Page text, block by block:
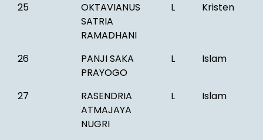
25
OKTAVIANUS
SATRIA
RAMADHANI
L Kristen
26
PANJI SAKA
PRAYOGO
L Islam
27
RASENDRIA
ATMAJAYA
NUGRI
L Islam